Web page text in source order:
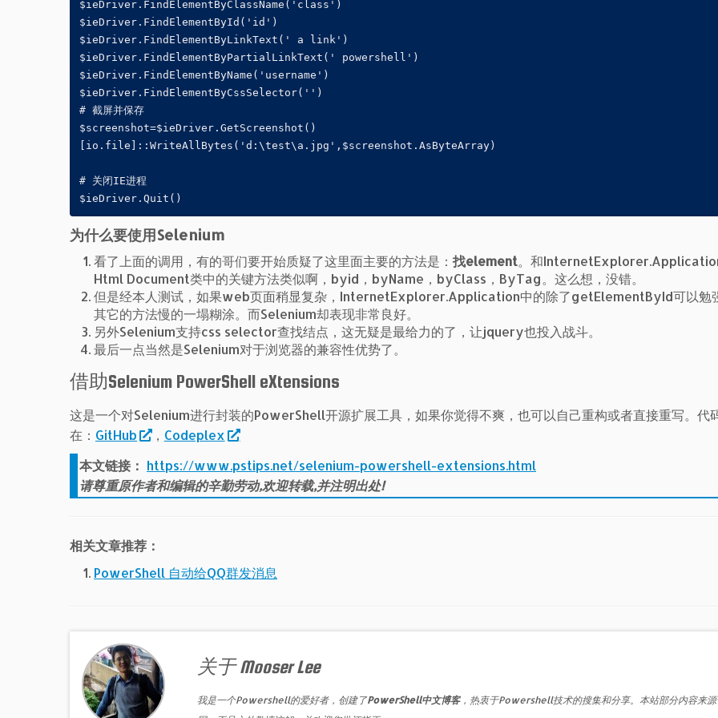
$ieDriver.FindElementByClassName('class')
$ieDriver.FindElementById('id')
$ieDriver.FindElementByLinkText(' a link')
$ieDriver.FindElementByPartialLinkText(' powershell')
$ieDriver.FindElementByName('username')
$ieDriver.FindElementByCssSelector('')
# 截屏并保存
$screenshot=$ieDriver.GetScreenshot()
[io.file]::WriteAllBytes('d:\test\a.jpg',$screenshot.AsByteArray)
# 关闭IE进程
$ieDriver.Quit()
为什么要使用Selenium
看了上面的调用，有的哥们要开始质疑了这里面主要的方法是： 找element。和
Html Document类中的关键方法类似啊，byid，byName，byClass，ByTag。这么想，没错。
但是经本人测试，如果web页面稍显复杂，InternetExplorer.Application中的除了getElementById可以勉
其它的方法慢的一塌糊涂。而Selenium却表现非常良好。
另外Selenium支持css selector查找结点，这无疑是最给力的了，让jquery也投入战斗。
最后一点当然是Selenium对于浏览器的兼容性优势了。
借助Selenium PowerShell eXtensions
这是一个对Selenium进行封装的PowerShell开源扩展工具，如果你觉得不爽，也可以自己重构或者直接重写。代
在： GitHub ， Codeplex
本文链接： https://www.pstips.net/selenium-powershell-extensions.html
请尊重原作者和编辑的辛勤劳动,欢迎转载,并注明出处!
相关文章推荐：
PowerShell 自动给QQ群发消息
关于 Mooser Lee
我是一个Powershell的爱好者，创建了PowerShell中文博客，热衷于Powershell技术的搜集和分享。本站部分内容来源